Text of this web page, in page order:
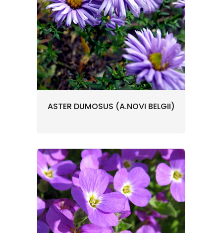
ASTER DUMOSUS (A.NOVI BELGII)